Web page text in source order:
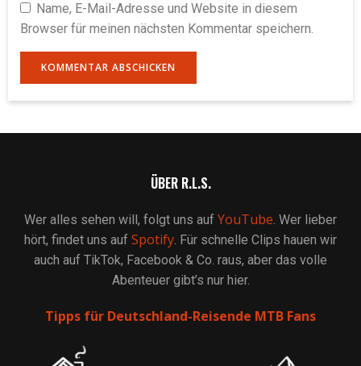
Name, E-Mail-Adresse und Website in diesem
Browser für meinen nächsten Kommentar speichern.
ÜBER R.L.S.
Wer alles sehen will, folgt uns auf YouTube. Wer lieber
hört, findet uns auf Spotify. Für schnelle Clips hauen wir
auch auf TikTok, Facebook & Co. raus, aber das volle
Abenteuer gibt’s nur hier.
Tipps für Deutschland-Reisende MTB Fans